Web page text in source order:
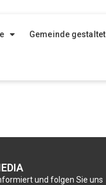
Gemeinde gestaltet
und folgen Sie uns